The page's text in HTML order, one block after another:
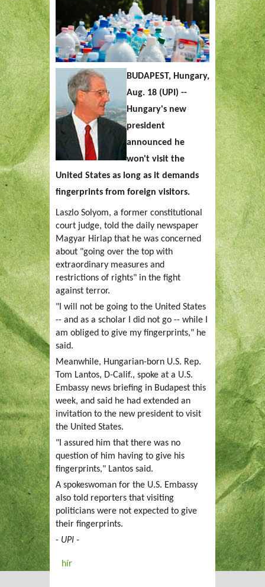
BUDAPEST, Hungary,
Aug. 18 (UPI) --
Hungary's new
president
announced he
won't visit the
United States as long as it demands
fingerprints from foreign visitors.
Laszlo Solyom, a former constitutional
court judge, told the daily newspaper
Magyar Hirlap that he was concerned
about "going over the top with
extraordinary measures and
restrictions of rights" in the fight
against terror.
"I will not be going to the United States
-- and as a scholar I did not go -- while I
am obliged to give my fingerprints," he
said.
Meanwhile, Hungarian-born U.S. Rep.
Tom Lantos, D-Calif., spoke at a U.S.
Embassy news briefing in Budapest this
week, and said he had extended an
invitation to the new president to visit
the United States.
"I assured him that there was no
question of him having to give his
fingerprints," Lantos said.
A spokeswoman for the U.S. Embassy
also told reporters that visiting
politicians were not expected to give
their fingerprints.
- UPI -
hír